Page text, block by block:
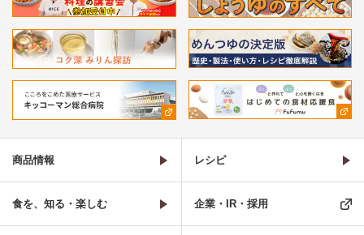
商品情報 レシピ
食を、知る・楽しむ 企業・IR・採用